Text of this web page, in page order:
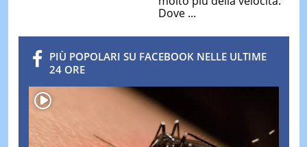
Dove ...
PIÙ POPOLARI SU FACEBOOK NELLE ULTIME
24 ORE